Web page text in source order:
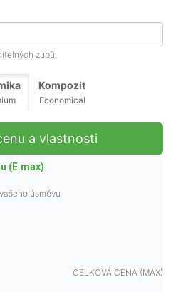
zubů.
Kompozit
Economical
a vlastnosti
(E.max)
úsměvu
CELKOVÁ CENA (MAX)